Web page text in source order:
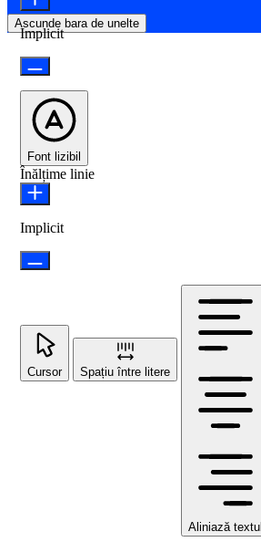
Ascunde bara de unelte
Implicit
Font lizibil
Înălțime linie
Implicit
Cursor Spațiu între litere
Aliniază textul